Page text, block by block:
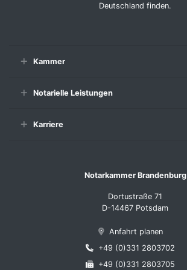
Deutschland finden.
Kammer
Notarielle Leistungen
Karriere
Notarkammer Brandenburg
Dortustraße 71
D-14467 Potsdam
Anfahrt planen
+49 (0)331 2803702
+49 (0)331 2803705